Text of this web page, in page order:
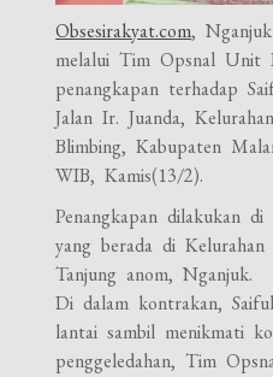
Obsesirakyat.com,
melalui Tim Opsnal Unit
penangkapan terhadap
Jalan Ir. Juanda,
Blimbing, Kabupaten
WIB, Kamis(13/2).
Penangkapan dilakukan
yang berada di Kelurahan
Tanjung anom, Nganjuk.
Di dalam kontrakan,
lantai sambil menikmati
penggeledahan, Tim